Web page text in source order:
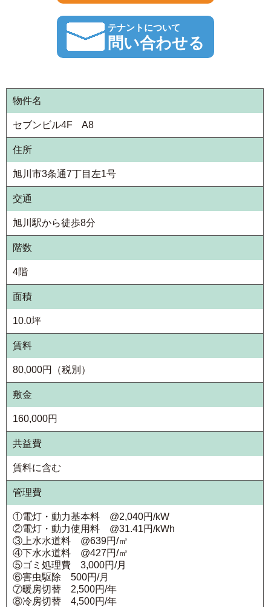
テナントについて
問い合わせる
物件名
セブンビル4F A8
住所
旭川市3条通7丁目左1号
交通
旭川駅から徒歩8分
階数
4階
面積
10.0坪
賃料
80,000円（税別）
敷金
160,000円
共益費
賃料に含む
管理費
①電灯・動力基本料 @2,040円/kW
②電灯・動力使用料 @31.41円/kWh
③上水水道料 @639円/㎥
④下水水道料 @427円/㎥
⑤ゴミ処理費 3,000円/月
⑥害虫駆除 500円/月
⑦暖房切替 2,500円/年
⑧冷房切替 4,500円/年